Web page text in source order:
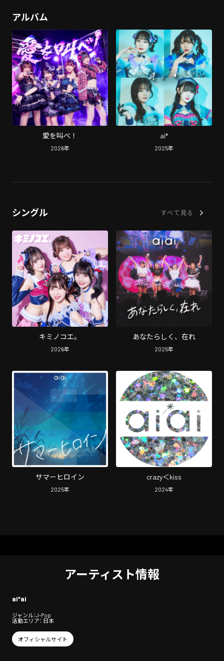
アルバム
愛を叫べ！
2026年
ai*
2025年
シングル すべて見る
キミノコエ。
2026年
あなたらしく、在れ
2025年
サマーヒロイン
2025年
crazy＜kiss
2024年
アーティスト情報
ai*ai
ジャンル：J-Pop
活動エリア： 日本
オフィシャルサイト